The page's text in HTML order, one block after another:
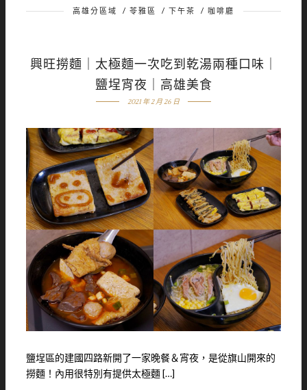
高雄分區域 / 苓雅區 / 下午茶 / 咖啡廳
興旺撈麵｜太極麵一次吃到乾湯兩種口味｜
鹽埕宵夜｜高雄美食
2021 年 2 月 26 日
鹽埕區的建國四路新開了一家晚餐＆宵夜，是從旗山開來的
撈麵！內用很特別有提供太極麵 […]